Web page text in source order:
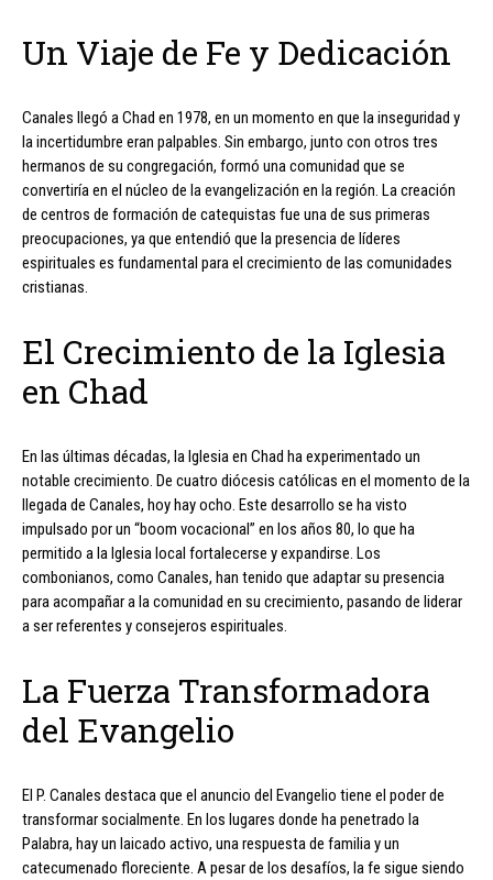
Un Viaje de Fe y Dedicación
Canales llegó a Chad en 1978, en un momento en que la inseguridad y
la incertidumbre eran palpables. Sin embargo, junto con otros tres
hermanos de su congregación, formó una comunidad que se
convertiría en el núcleo de la evangelización en la región. La creación
de centros de formación de catequistas fue una de sus primeras
preocupaciones, ya que entendió que la presencia de líderes
espirituales es fundamental para el crecimiento de las comunidades
cristianas.
El Crecimiento de la Iglesia
en Chad
En las últimas décadas, la Iglesia en Chad ha experimentado un
notable crecimiento. De cuatro diócesis católicas en el momento de la
llegada de Canales, hoy hay ocho. Este desarrollo se ha visto
impulsado por un “boom vocacional” en los años 80, lo que ha
permitido a la Iglesia local fortalecerse y expandirse. Los
combonianos, como Canales, han tenido que adaptar su presencia
para acompañar a la comunidad en su crecimiento, pasando de liderar
a ser referentes y consejeros espirituales.
La Fuerza Transformadora
del Evangelio
El P. Canales destaca que el anuncio del Evangelio tiene el poder de
transformar socialmente. En los lugares donde ha penetrado la
Palabra, hay un laicado activo, una respuesta de familia y un
catecumenado floreciente. A pesar de los desafíos, la fe sigue siendo